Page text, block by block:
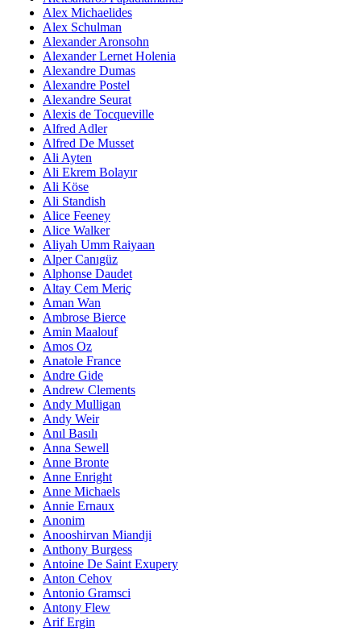
Alex Michaelides
Alex Schulman
Alexander Aronsohn
Alexander Lernet Holenia
Alexandre Dumas
Alexandre Postel
Alexandre Seurat
Alexis de Tocqueville
Alfred Adler
Alfred De Musset
Ali Ayten
Ali Ekrem Bolayır
Ali Köse
Ali Standish
Alice Feeney
Alice Walker
Aliyah Umm Raiyaan
Alper Canıgüz
Alphonse Daudet
Altay Cem Meriç
Aman Wan
Ambrose Bierce
Amin Maalouf
Amos Oz
Anatole France
Andre Gide
Andrew Clements
Andy Mulligan
Andy Weir
Anıl Basılı
Anna Sewell
Anne Bronte
Anne Enright
Anne Michaels
Annie Ernaux
Anonim
Anooshirvan Miandji
Anthony Burgess
Antoine De Saint Exupery
Anton Cehov
Antonio Gramsci
Antony Flew
Arif Ergin